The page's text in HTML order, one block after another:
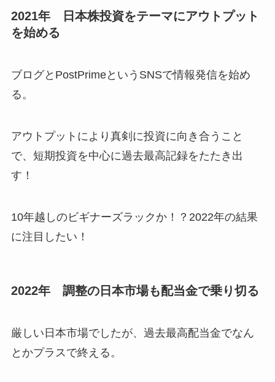
2021年 日本株投資をテーマにアウトプット
を始める
ブログとPostPrimeというSNSで情報発信を始め
る。
アウトプットにより真剣に投資に向き合うこと
で、短期投資を中心に過去最高記録をたたき出
す！
10年越しのビギナーズラックか！？2022年の結果
に注目したい！
2022年 調整の日本市場も配当金で乗り切る
厳しい日本市場でしたが、過去最高配当金でなん
とかプラスで終える。